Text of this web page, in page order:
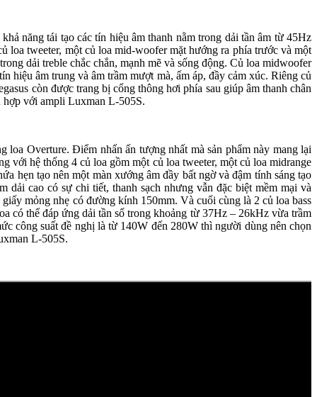
năng tái tạo các tín hiệu âm thanh nằm trong dải tần âm từ 45Hz
loa tweeter, một củ loa mid-woofer mặt hướng ra phía trước và một
dải treble chắc chắn, mạnh mẽ và sống động. Củ loa midwoofer
hiệu âm trung và âm trầm mượt mà, ấm áp, đầy cảm xúc. Riêng củ
còn được trang bị cổng thông hơi phía sau giúp âm thanh chân
hợp với ampli Luxman L-505S.
Overture. Điểm nhấn ấn tượng nhất mà sản phẩm này mang lại
với hệ thống 4 củ loa gồm một củ loa tweeter, một củ loa midrange
hẹn tạo nên một màn xướng âm đầy bất ngờ và đậm tính sáng tạo
cao có sự chi tiết, thanh sạch nhưng vẫn đặc biệt mềm mại và
mỏng nhẹ có đường kính 150mm. Và cuối cùng là 2 củ loa bass
có thể đáp ứng dải tần số trong khoảng từ 37Hz – 26kHz vừa trầm
công suất đề nghị là từ 140W đến 280W thì người dùng nên chọn
L-505S.